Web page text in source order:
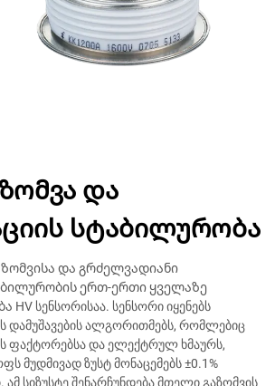
და
სტაბილურობა
და გრძელვადიანი
ერთ-ერთი ყველაზე
HV სენსორისაა. სენსორი იყენებს
დამუშავების ალგორითმებს, რომლებიც
ფაქტორებსა და ელექტრულ ხმაურს,
მუდმივად ზუსტ მონაცემებს ±0.1%
სიზუსტე შენარჩუნდება მთელი გაზომვის